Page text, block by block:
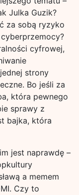
Julka Guzik?
za sobą ryzyko
cyfrowej,
strony
Bo jeśli za
która pewnego
sprawy z
bajka, która
jest naprawdę –
a memem
Czy to